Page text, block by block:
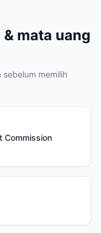
mata uang
memilih
Commission